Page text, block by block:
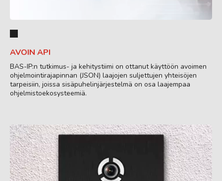
AVOIN API
BAS-IP:n tutkimus- ja kehitystiimi on ottanut käyttöön avoimen
ohjelmointirajapinnan (JSON) laajojen suljettujen yhteisöjen
tarpeisiin, joissa sisäpuhelinjärjestelmä on osa laajempaa
ohjelmistoekosysteemiä.